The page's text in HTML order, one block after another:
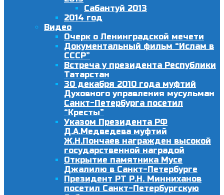
Сабантуй 2013
2014 год
Видео
Очерк о Ленинградской мечети
Документальный фильм “Ислам в
СССР”
Встреча у президента Республики
Татарстан
30 декабря 2010 года муфтий
Духовного управления мусульман
Санкт-Петербурга посетил
“Кресты”
Указом Президента РФ
Д.А.Медведева муфтий
Ж.Н.Пончаев награжден высокой
государственной наградой
Открытие памятника Мусе
Джалилю в Санкт-Петербурге
Президент РТ Р.Н. Минниханов
посетил Санкт-Петербургскую